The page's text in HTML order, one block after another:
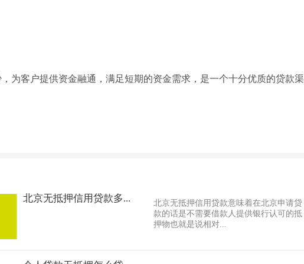
为客户提供资金融通，满足短期的资金需求，是一个十分优质的贷款
北京无抵押信用贷款多...
北京无抵押信用贷款意味着在北京申请贷
款的话是不需要借款人提供银行认可的抵
押物也就是说相对...